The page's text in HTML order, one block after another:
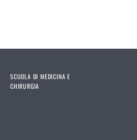
SCUOLA DI MEDICINA E
CHIRURGIA